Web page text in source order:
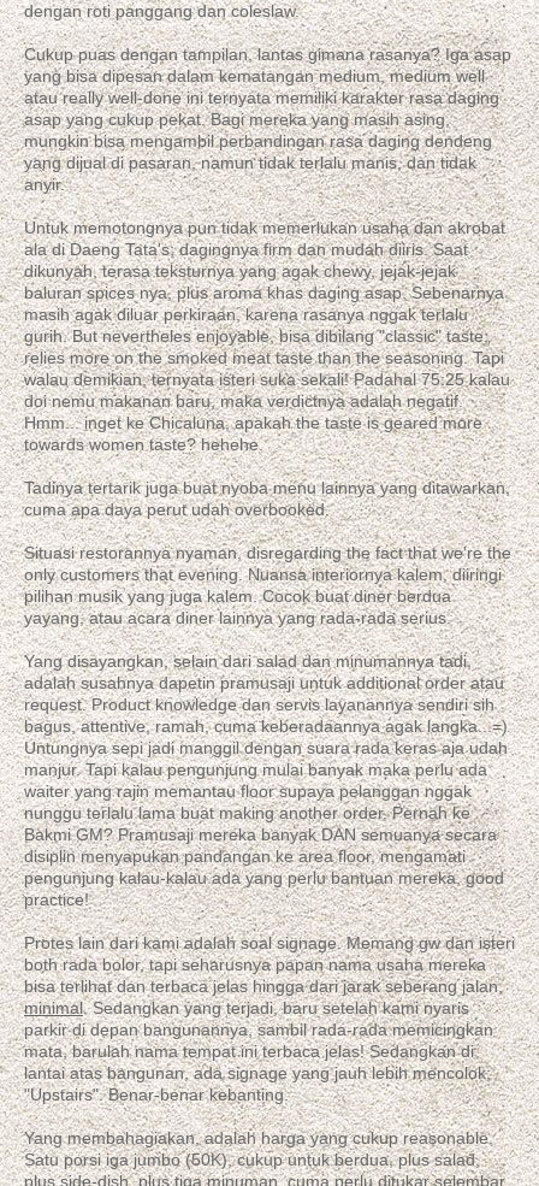
dengan roti panggang dan coleslaw.
Cukup puas dengan tampilan, lantas gimana rasanya? Iga asap
yang bisa dipesan dalam kematangan medium, medium well
atau really well-done ini ternyata memiliki karakter rasa daging
asap yang cukup pekat. Bagi mereka yang masih asing,
mungkin bisa mengambil perbandingan rasa daging dendeng
yang dijual di pasaran, namun tidak terlalu manis, dan tidak
anyir.
Untuk memotongnya pun tidak memerlukan usaha dan akrobat
ala di Daeng Tata's; dagingnya firm dan mudah diiris. Saat
dikunyah, terasa teksturnya yang agak chewy, jejak-jejak
baluran spices nya, plus aroma khas daging asap. Sebenarnya
masih agak diluar perkiraan, karena rasanya nggak terlalu
gurih. But nevertheles enjoyable, bisa dibilang "classic" taste;
relies more on the smoked meat taste than the seasoning. Tapi
walau demikian, ternyata isteri suka sekali! Padahal 75:25 kalau
doi nemu makanan baru, maka verdictnya adalah negatif.
Hmm... inget ke Chicaluna, apakah the taste is geared more
towards women taste? hehehe.
Tadinya tertarik juga buat nyoba menu lainnya yang ditawarkan,
cuma apa daya perut udah overbooked.
Situasi restorannya nyaman, disregarding the fact that we're the
only customers that evening. Nuansa interiornya kalem, diiringi
pilihan musik yang juga kalem. Cocok buat diner berdua
yayang, atau acara diner lainnya yang rada-rada serius.
Yang disayangkan, selain dari salad dan minumannya tadi,
adalah susahnya dapetin pramusaji untuk additional order atau
request. Product knowledge dan servis layanannya sendiri sih
bagus, attentive, ramah, cuma keberadaannya agak langka...=)
Untungnya sepi jadi manggil dengan suara rada keras aja udah
manjur. Tapi kalau pengunjung mulai banyak maka perlu ada
waiter yang rajin memantau floor supaya pelanggan nggak
nunggu terlalu lama buat making another order. Pernah ke
Bakmi GM? Pramusaji mereka banyak DAN semuanya secara
disiplin menyapukan pandangan ke area floor, mengamati
pengunjung kalau-kalau ada yang perlu bantuan mereka, good
practice!
Protes lain dari kami adalah soal signage. Memang gw dan isteri
both rada bolor, tapi seharusnya papan nama usaha mereka
bisa terlihat dan terbaca jelas hingga dari jarak seberang jalan,
minimal. Sedangkan yang terjadi, baru setelah kami nyaris
parkir di depan bangunannya, sambil rada-rada memicingkan
mata, barulah nama tempat ini terbaca jelas! Sedangkan di
lantai atas bangunan, ada signage yang jauh lebih mencolok;
"Upstairs". Benar-benar kebanting.
Yang membahagiakan, adalah harga yang cukup reasonable.
Satu porsi iga jumbo (50K), cukup untuk berdua, plus salad,
plus side-dish, plus tiga minuman, cuma perlu ditukar selembar